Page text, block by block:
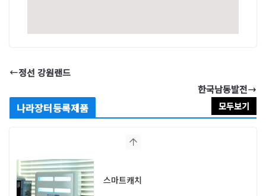
정선 강원랜드
한국남동발전
나라장터등록제품 모두보기
스마트캐치